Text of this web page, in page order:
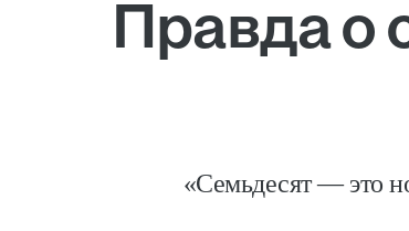
Правда о
«Семьдесят — это